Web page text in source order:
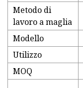
Metodo di
lavoro a maglia
Modello
Utilizzo
MOQ